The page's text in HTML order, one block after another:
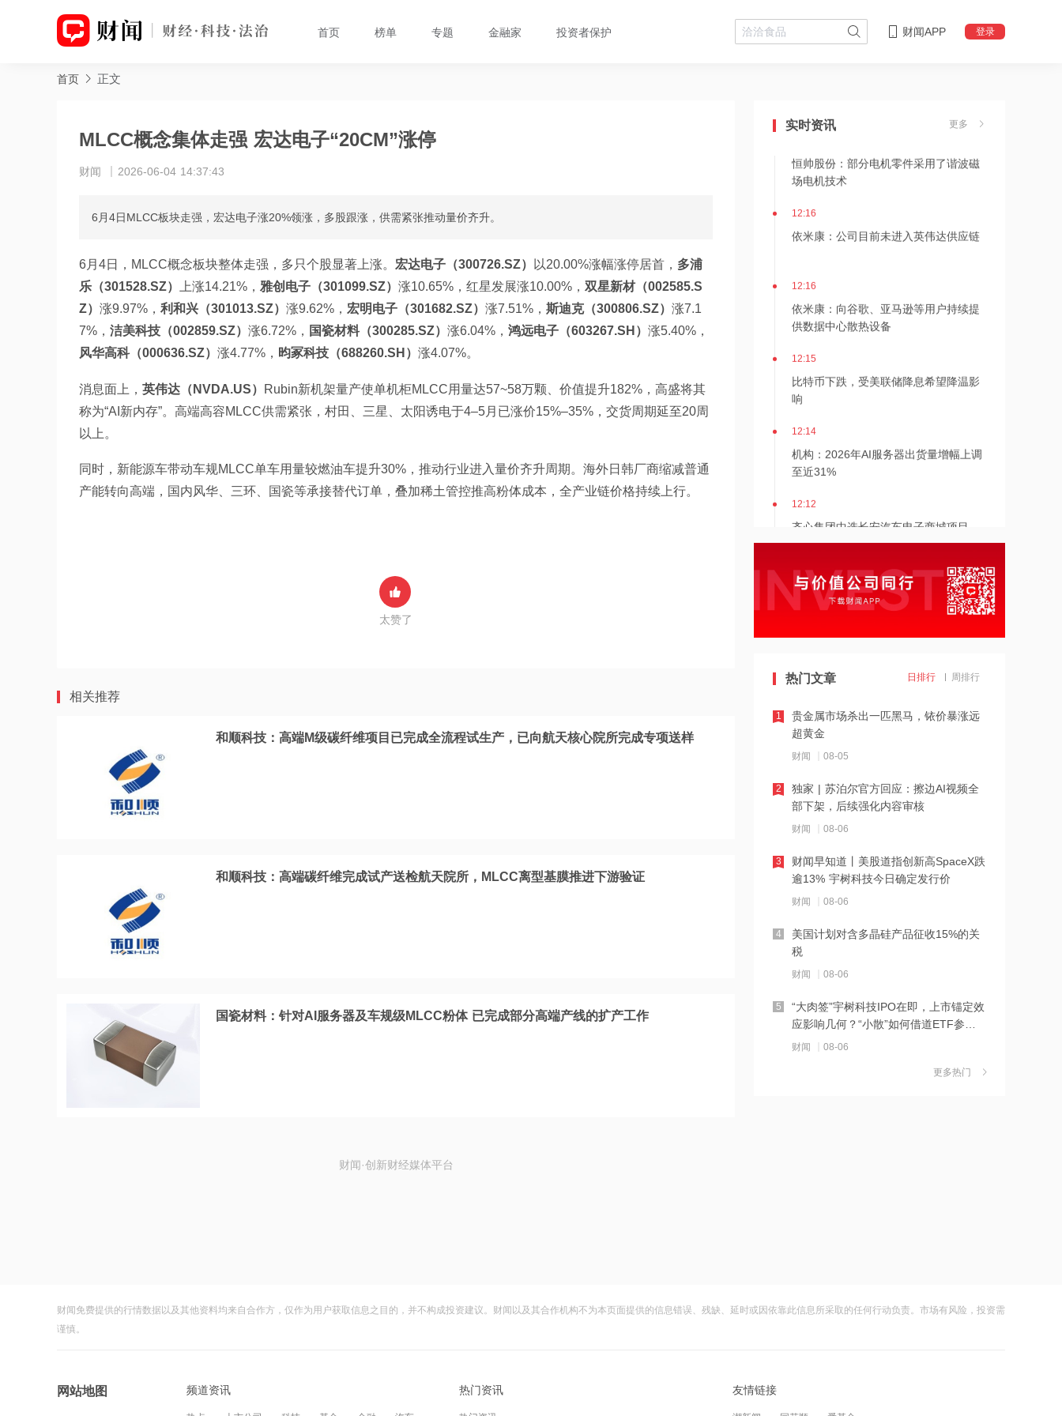
首页 榜单 专题 金融家 投资者保护 财闻APP 登录
首页 正文
MLCC概念集体走强 宏达电子“20CM”涨停
财闻 2026-06-04 14:37:43
6月4日MLCC板块走强，宏达电子涨20%领涨，多股跟涨，供需紧张推动量价齐升。
6月4日，MLCC概念板块整体走强，多只个股显著上涨。 宏达电子（300726.SZ） 以20.00%涨幅涨停居首， 多浦
乐（301528.SZ）
上涨14.21%， 雅创电子（301099.SZ） 涨10.65%，红星发展涨10.00%， 双星新材（002585.S
Z） 涨9.97%， 利和兴（301013.SZ） 涨9.62%， 宏明电子（301682.SZ） 涨7.51%， 斯迪克（300806.SZ） 涨7.1
7%， 洁美科技（002859.SZ） 涨6.72%， 国瓷材料（300285.SZ） 涨6.04%， 鸿远电子（603267.SH） 涨5.40%，
风华高科（000636.SZ） 涨4.77%， 昀冢科技（688260.SH） 涨4.07%。
消息面上， 英伟达（NVDA.US）
Rubin新机架量产使单机柜MLCC用量达57~58万颗、价值提升182%，高盛将其
称为“AI新内存”。高端高容MLCC供需紧张，村田、三星、太阳诱电于4–5月已涨价15%–35%，交货周期延至20周
以上。
同时，新能源车带动车规MLCC单车用量较燃油车提升30%，推动行业进入量价齐升周期。海外日韩厂商缩减普通
产能转向高端，国内风华、三环、国瓷等承接替代订单，叠加稀土管控推高粉体成本，全产业链价格持续上行。
太赞了
相关推荐
和顺科技：高端M级碳纤维项目已完成全流程试生产，已向航天核心院所完成专项送样
和顺科技：高端碳纤维完成试产送检航天院所，MLCC离型基膜推进下游验证
国瓷材料：针对AI服务器及车规级MLCC粉体 已完成部分高端产线的扩产工作
财闻·创新财经媒体平台
实时资讯 更多
恒帅股份：部分电机零件采用了谐波磁
场电机技术
12:16
依米康：公司目前未进入英伟达供应链
12:16
依米康：向谷歌、亚马逊等用户持续提
供数据中心散热设备
12:15
比特币下跌，受美联储降息希望降温影
响
12:14
机构：2026年AI服务器出货量增幅上调
至近31%
12:12
齐心集团中选长安汽车电子商城项目
12:12
金河生物：向特定对象发行股票获证监
会同意注册批复
深交所受理
12:11
SpaceX股票解禁竟是入场点？大摩坚称
该股明年中目标价为300美元
12:10
公司Obi项目全部产线已正式进入满产运
营阶段 力勤资源午前涨超3%
12:09
7月风机招标显著回暖 出口保持较高景
气度 金风科技涨超7%
12:07
港股三大指数转涨，半导体、PCB概念
股强势反弹
12:06
通天酒业8月7日起短暂停牌 待刊发构成
公司内幕消息的收购公告
金
热门文章 日排行 周排行
贵金属市场杀出一匹黑马，铱价暴涨远
超黄金
财闻 08-05
1
独家 | 苏泊尔官方回应：擦边AI视频全
部下架，后续强化内容审核
财闻 08-06
2
财闻早知道丨美股道指创新高SpaceX跌
逾13% 宇树科技今日确定发行价
财闻 08-06
3
美国计划对含多晶硅产品征收15%的关
税
财闻 08-06
4
“大肉签”宇树科技IPO在即，上市锚定效
应影响几何？“小散”如何借道ETF参
与？
财闻 08-06
5
茉莉奶白陷降薪罗生门，当事人称：公
陆A股
财闻 08-06
更多热门
财闻免费提供的行情数据以及其他资料均来自合作方，仅作为用户获取信息之目的，并不构成投资建议。财闻以及其合作机构不为本页面提供的信息错误、残缺、延时或因依靠此信息所采取的任何行动负责。市场有风险，投资需
谨慎。
网站地图 频道资讯 热门资讯 友情链接